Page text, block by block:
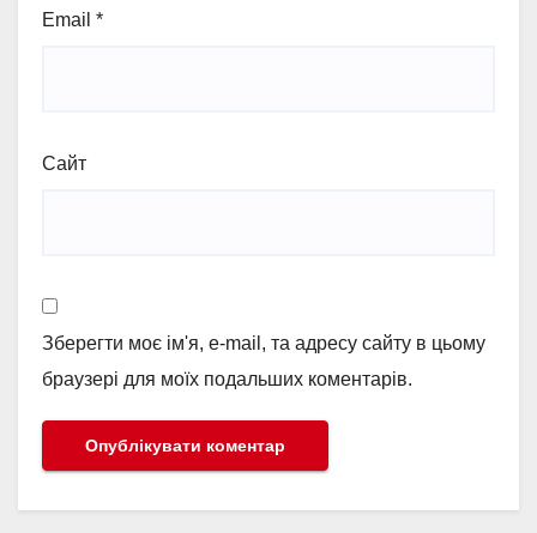
Email *
Сайт
Зберегти моє ім'я, e-mail, та адресу сайту в цьому
браузері для моїх подальших коментарів.